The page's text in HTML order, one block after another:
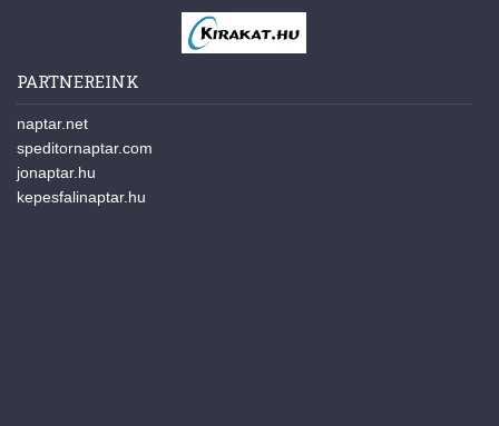
PARTNEREINK
naptar.net
speditornaptar.com
jonaptar.hu
kepesfalinaptar.hu